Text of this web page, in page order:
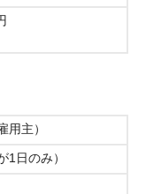
用主）
1日のみ）